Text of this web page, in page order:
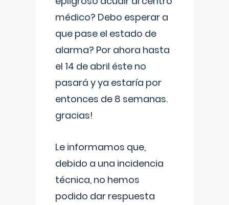
médico? Debo esperar a
que pase el estado de
alarma? Por ahora hasta
el 14 de abril éste no
pasará y ya estaría por
entonces de 8 semanas.
gracias!
Le informamos que,
debido a una incidencia
técnica, no hemos
podido dar respuesta